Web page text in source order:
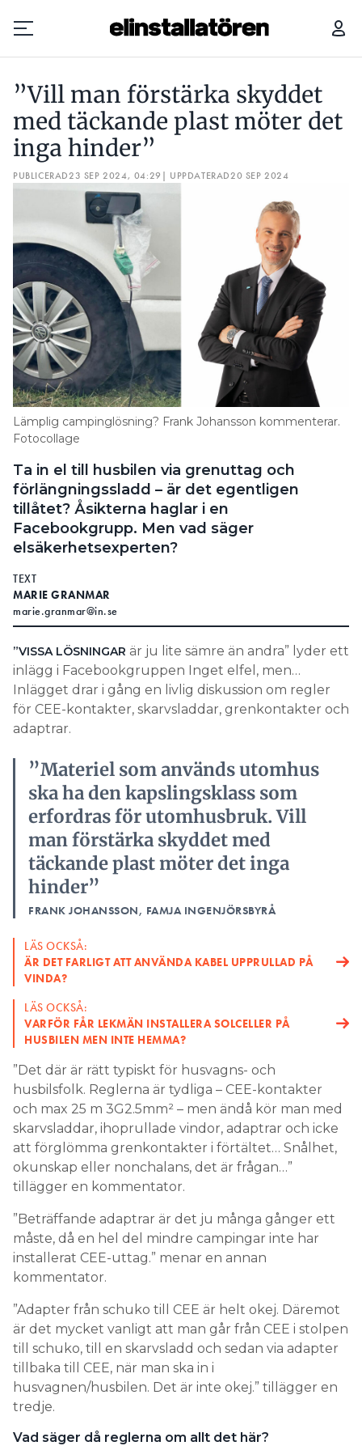
Prenumerera
Hantera prenumeration
Lediga jobb
Annonsera
Läs E-tidningen
Om tidningen
Kontakt
Personuppgifter
Search for:
”Vill man förstärka skyddet
med täckande plast möter det
inga hinder”
PUBLICERAD23 SEP 2024, 04:29 | UPPDATERAD20 SEP 2024
Lämplig campinglösning? Frank Johansson kommenterar.
Fotocollage
Ta in el till husbilen via grenuttag och
förlängningssladd – är det egentligen
tillåtet? Åsikterna haglar i en
Facebookgrupp. Men vad säger
elsäkerhetsexperten?
TEXT
MARIE GRANMAR
marie.granmar@in.se
”VISSA LÖSNINGAR är ju lite sämre än andra” lyder ett
inlägg i Facebookgruppen Inget elfel, men…
Inlägget drar i gång en livlig diskussion om regler
för CEE-kontakter, skarvsladdar, grenkontakter och
adaptrar.
”Materiel som används utomhus
ska ha den kapslingsklass som
erfordras för utomhusbruk. Vill
man förstärka skyddet med
täckande plast möter det inga
hinder”
FRANK JOHANSSON, FAMJA INGENJÖRSBYRÅ
LÄS OCKSÅ:
ÄR DET FARLIGT ATT ANVÄNDA KABEL UPPRULLAD PÅ
VINDA?
LÄS OCKSÅ:
VARFÖR FÅR LEKMÄN INSTALLERA SOLCELLER PÅ
HUSBILEN MEN INTE HEMMA?
”Det där är rätt typiskt för husvagns- och
husbilsfolk. Reglerna är tydliga – CEE-kontakter
och max 25 m 3G2.5mm² – men ändå kör man med
skarvsladdar, ihoprullade vindor, adaptrar och icke
att förglömma grenkontakter i förtältet… Snålhet,
okunskap eller nonchalans, det är frågan…”
tillägger en kommentator.
”Beträffande adaptrar är det ju många gånger ett
måste, då en hel del mindre campingar inte har
installerat CEE-uttag.” menar en annan
kommentator.
”Adapter från schuko till CEE är helt okej. Däremot
är det mycket vanligt att man går från CEE i stolpen
till schuko, till en skarvsladd och sedan via adapter
tillbaka till CEE, när man ska in i
husvagnen/husbilen. Det är inte okej.” tillägger en
tredje.
Vad säger då reglerna om allt det här?